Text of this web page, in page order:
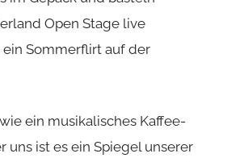
Open Stage live
Sommerflirt auf der
ein musikalisches Kaffee-
uns ist es ein Spiegel unserer